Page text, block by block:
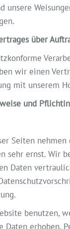
unsere
über
wir einen
mit unserem
und
Seiten nehmen
sehr ernst. Wir
Daten
benutzen,
Daten erhoben.